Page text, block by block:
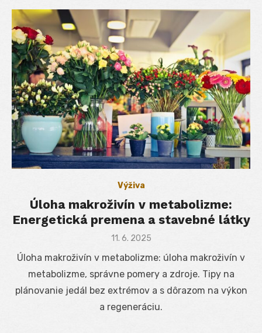
Výživa
Úloha makroživín v metabolizme:
Energetická premena a stavebné látky
Posted
11. 6. 2025
Úloha makroživín v metabolizme: úloha makroživín v
metabolizme, správne pomery a zdroje. Tipy na
plánovanie jedál bez extrémov a s dôrazom na výkon
a regeneráciu.